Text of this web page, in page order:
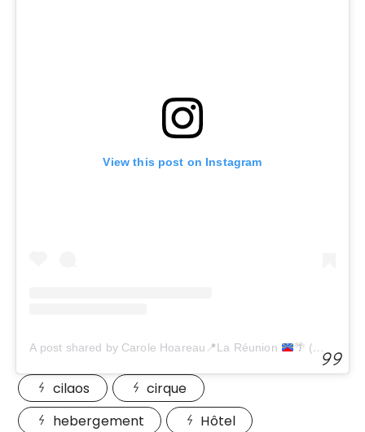
View this post on Instagram
A post shared by Carole Hoareau 📍La Réunion 🌴 (@lapetitecreole.re)
cilaos
cirque
hebergement
Hôtel